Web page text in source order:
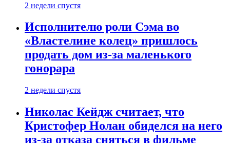
2 недели спустя
Исполнителю роли Сэма во
«Властелине колец» пришлось
продать дом из-за маленького
гонорара
2 недели спустя
Николас Кейдж считает, что
Кристофер Нолан обиделся на него
из-за отказа сняться в фильме